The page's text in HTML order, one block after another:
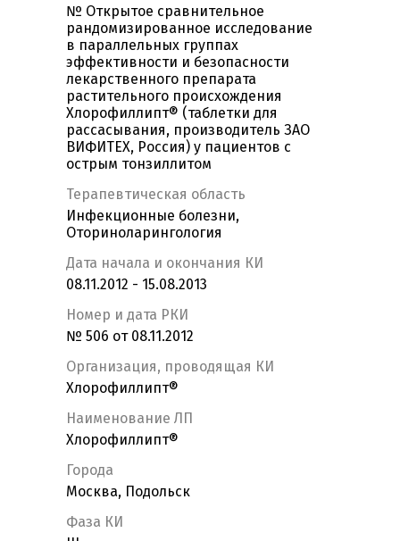
№ Открытое сравнительное
рандомизированное исследование
в параллельных группах
эффективности и безопасности
лекарственного препарата
растительного происхождения
Хлорофиллипт® (таблетки для
рассасывания, производитель ЗАО
ВИФИТЕХ, Россия) у пациентов с
острым тонзиллитом
Терапевтическая область
Инфекционные болезни,
Оториноларингология
Дата начала и окончания КИ
08.11.2012 - 15.08.2013
Номер и дата РКИ
№ 506 от 08.11.2012
Организация, проводящая КИ
Хлорофиллипт®
Наименование ЛП
Хлорофиллипт®
Города
Москва, Подольск
Фаза КИ